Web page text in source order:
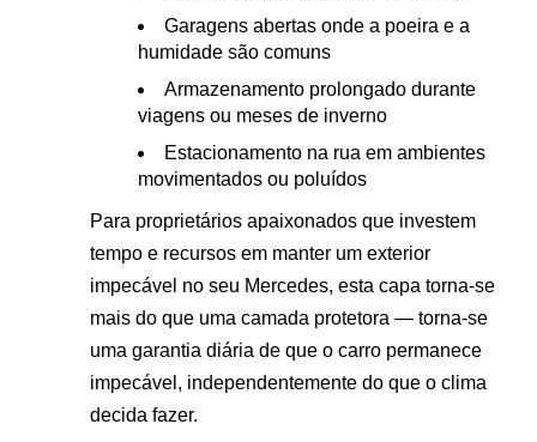
Garagens abertas onde a poeira e a
humidade são comuns
Armazenamento prolongado durante
viagens ou meses de inverno
Estacionamento na rua em ambientes
movimentados ou poluídos
Para proprietários apaixonados que investem
tempo e recursos em manter um exterior
impecável no seu Mercedes, esta capa torna-se
mais do que uma camada protetora — torna-se
uma garantia diária de que o carro permanece
impecável, independentemente do que o clima
decida fazer.